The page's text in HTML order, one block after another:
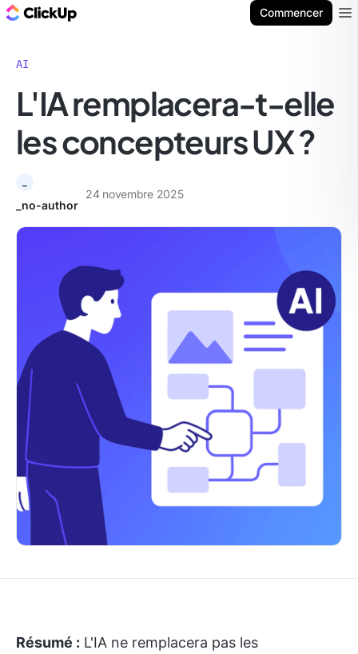
Commencer
AI
L'IA remplacera-t-elle
les concepteurs UX ?
_no-author
24 novembre 2025
Résumé : L'IA ne remplacera pas les